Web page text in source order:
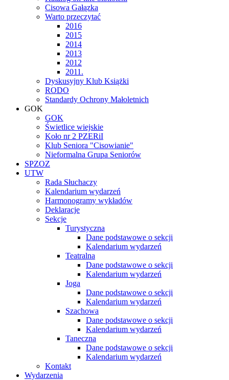
Cisowa Gałązka
Warto przeczytać
2016
2015
2014
2013
2012
2011.
Dyskusyjny Klub Książki
RODO
Standardy Ochrony Małoletnich
GOK
GOK
Świetlice wiejskie
Koło nr 2 PZERiI
Klub Seniora "Cisowianie"
Nieformalna Grupa Seniorów
SPZOZ
UTW
Rada Słuchaczy
Kalendarium wydarzeń
Harmonogramy wykładów
Deklaracje
Sekcje
Turystyczna
Dane podstawowe o sekcji
Kalendarium wydarzeń
Teatralna
Dane podstawowe o sekcji
Kalendarium wydarzeń
Joga
Dane podstawowe o sekcji
Kalendarium wydarzeń
Szachowa
Dane podstawowe o sekcji
Kalendarium wydarzeń
Taneczna
Dane podstawowe o sekcji
Kalendarium wydarzeń
Kontakt
Wydarzenia